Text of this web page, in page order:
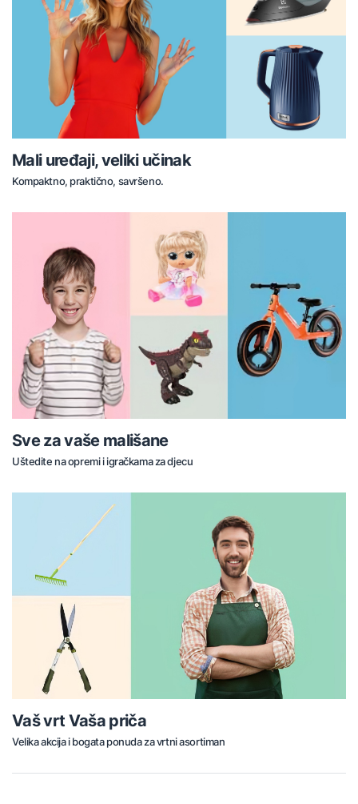
Mali uređaji, veliki učinak
Kompaktno, praktično, savršeno.
Sve za vaše mališane
Uštedite na opremi i igračkama za djecu
Vaš vrt Vaša priča
Velika akcija i bogata ponuda za vrtni asortiman